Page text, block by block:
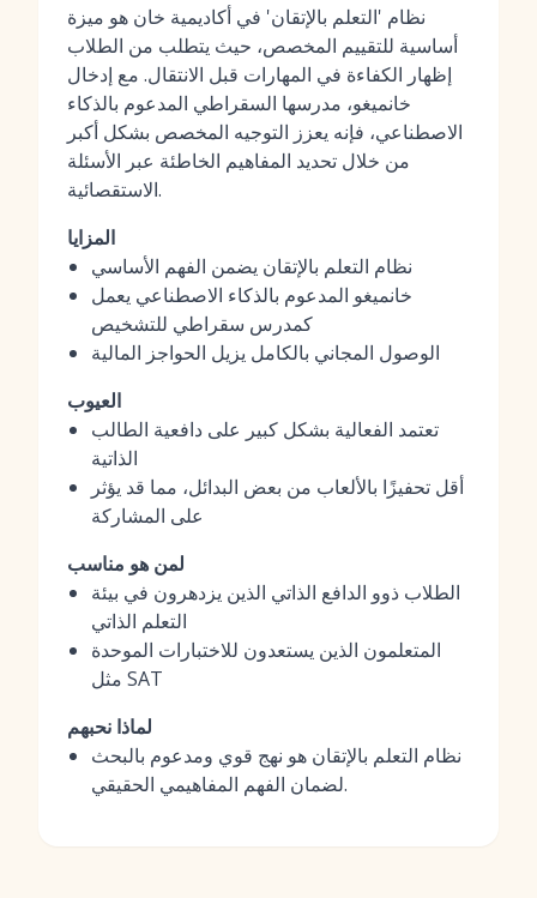
نظام 'التعلم بالإتقان' في أكاديمية خان هو ميزة
أساسية للتقييم المخصص، حيث يتطلب من الطلاب
إظهار الكفاءة في المهارات قبل الانتقال. مع إدخال
خانميغو، مدرسها السقراطي المدعوم بالذكاء
الاصطناعي، فإنه يعزز التوجيه المخصص بشكل أكبر
من خلال تحديد المفاهيم الخاطئة عبر الأسئلة
الاستقصائية.
المزايا
نظام التعلم بالإتقان يضمن الفهم الأساسي
خانميغو المدعوم بالذكاء الاصطناعي يعمل
كمدرس سقراطي للتشخيص
الوصول المجاني بالكامل يزيل الحواجز المالية
العيوب
تعتمد الفعالية بشكل كبير على دافعية الطالب
الذاتية
أقل تحفيزًا بالألعاب من بعض البدائل، مما قد يؤثر
على المشاركة
لمن هو مناسب
الطلاب ذوو الدافع الذاتي الذين يزدهرون في بيئة
التعلم الذاتي
المتعلمون الذين يستعدون للاختبارات الموحدة
مثل SAT
لماذا نحبهم
نظام التعلم بالإتقان هو نهج قوي ومدعوم بالبحث
لضمان الفهم المفاهيمي الحقيقي.